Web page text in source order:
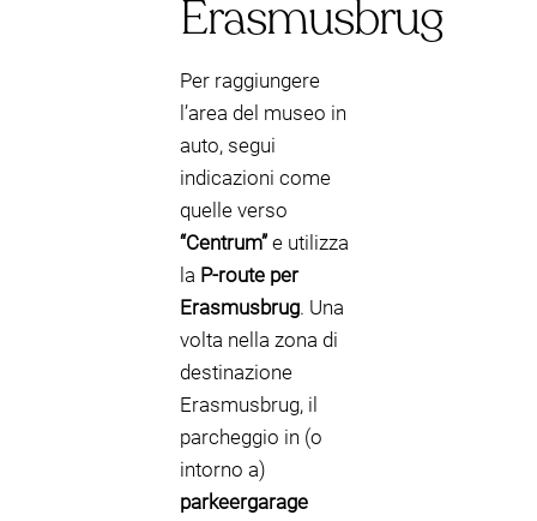
Erasmusbrug
Per raggiungere
l’area del museo in
auto, segui
indicazioni come
quelle verso
“Centrum” e utilizza
la P-route per
Erasmusbrug. Una
volta nella zona di
destinazione
Erasmusbrug, il
parcheggio in (o
intorno a)
parkeergarage